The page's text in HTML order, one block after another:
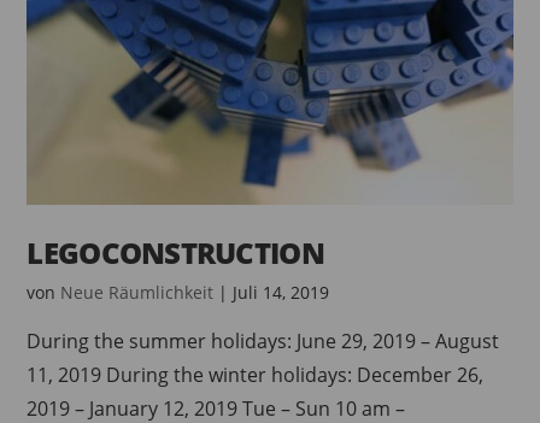
LEGOCONSTRUCTION
von Neue Räumlichkeit | Juli 14, 2019
During the summer holidays: June 29, 2019 – August
11, 2019 During the winter holidays: December 26,
2019 – January 12, 2019 Tue – Sun 10 am –